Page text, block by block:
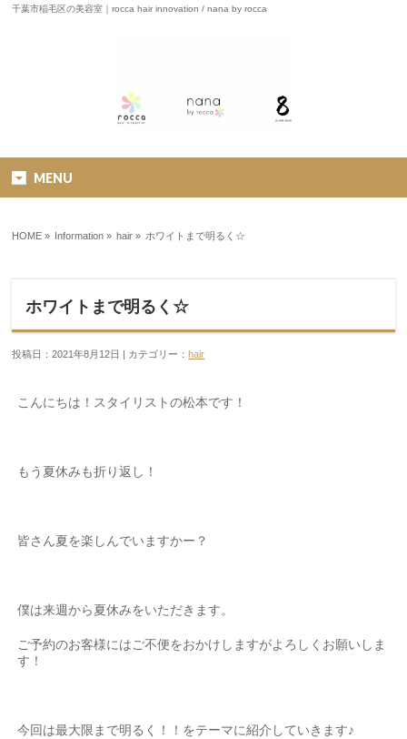
千葉市稲毛区の美容室｜rocca hair innovation / nana by rocca
MENU
HOME » Information » hair » ホワイトまで明るく☆
ホワイトまで明るく☆
投稿日：2021年8月12日 | カテゴリー：hair
こんにちは！スタイリストの松本です！
もう夏休みも折り返し！
皆さん夏を楽しんでいますかー？
僕は来週から夏休みをいただきます。
ご予約のお客様にはご不便をおかけしますがよろしくお願いしま
す！
今回は最大限まで明るく！！をテーマに紹介していきます♪